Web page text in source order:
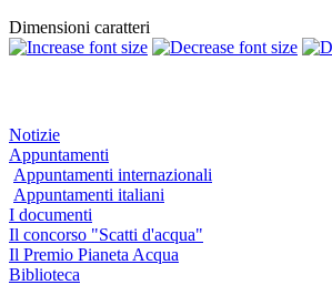
Dimensioni caratteri
Notizie
Appuntamenti
Appuntamenti internazionali
Appuntamenti italiani
I documenti
Il concorso "Scatti d'acqua"
Il Premio Pianeta Acqua
Biblioteca